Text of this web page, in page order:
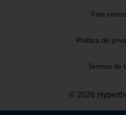
Fale
Política de
Termos de
© 2026